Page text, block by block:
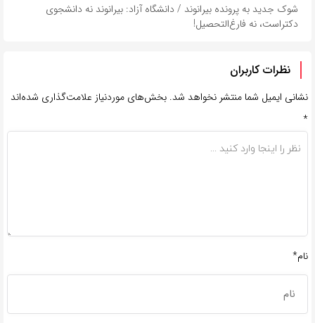
شوک جدید به پرونده بیرانوند / دانشگاه آزاد: بیرانوند نه دانشجوی
دکتراست، نه فارغ‌التحصیل!
نظرات کاربران
نشانی ایمیل شما منتشر نخواهد شد. بخش‌های موردنیاز علامت‌گذاری شده‌اند
*
نام*